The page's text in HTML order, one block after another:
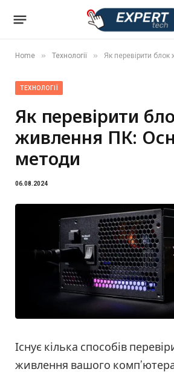
Home » Технології » Як перевірити блок
ТЕХНОЛОГІЇ
Як перевірити
живлення ПК:
методи
06.08.2024
Існує кілька способів
живлення вашого